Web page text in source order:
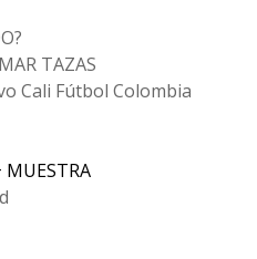
TAZAS
Cali Fútbol Colombia